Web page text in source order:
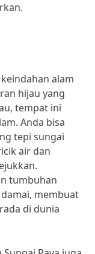
alam
hijau yang
tempat ini
Anda bisa
tepi sungai
air dan
tumbuhan
membuat
di dunia